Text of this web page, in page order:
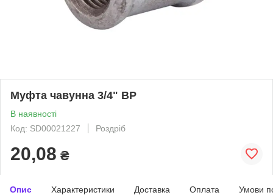
Муфта чавунна 3/4" ВР
В наявності
Код: SD00021227
Роздріб
20,08 ₴
Опис Характеристики Доставка Оплата Умови